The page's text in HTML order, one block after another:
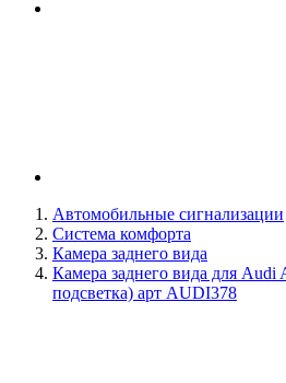
Автомобильные сигнализации
Система комфорта
Камера заднего вида
Камера заднего вида для Audi
подсветка) арт AUDI378